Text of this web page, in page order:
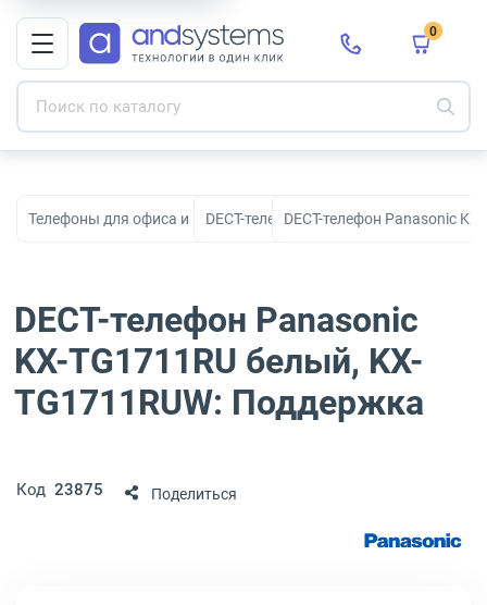
0
Телефоны для офиса и корпоративной связи
DECT-телефоныDECT-телефон Panasonic
DECT-телефон Panasonic
KX-TG1711RU белый, KX-
TG1711RUW: Поддержка
Код 23875 Поделиться